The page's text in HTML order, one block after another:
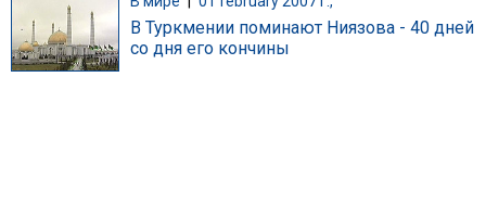
В Туркмении поминают Ниязова - 40 дней
со дня его кончины